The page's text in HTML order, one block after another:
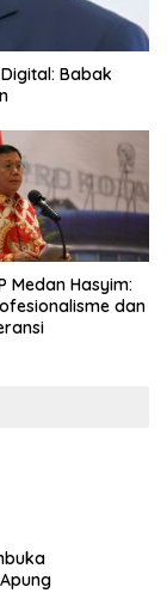
Babak
Medan Hasyim:
dan